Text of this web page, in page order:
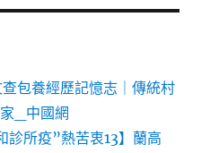
包養經歷記憶志｜傳統村
_中國網
診所疫”熱苦衷13】蘭高